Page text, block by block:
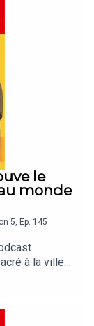
le
monde
5, Ep. 145
à la ville
podcast
sur les
de Nancy.”